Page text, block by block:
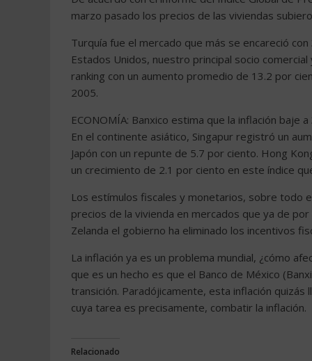
marzo pasado los precios de las viviendas
Turquía fue el mercado que más se encareció
Estados Unidos, nuestro principal socio
ranking con un aumento promedio de 13.2 por
2005.
ECONOMÍA: Banxico estima que la inflación baje
En el continente asiático, Singapur registró un
Japón con un repunte de 5.7 por ciento. Hong
un crecimiento de 2.1 por ciento en este índice
Los estímulos fiscales y monetarios, sobre todo
precios de la vivienda en mercados que ya de por
Zelanda el gobierno ha eliminado los incentivos
La inflación ya es un problema mundial, ¿cómo
que es un hecho es que el Banco de México
transición. Paradójicamente, esta inflación
cuya tarea es precisamente, combatir la inflación.
Relacionado